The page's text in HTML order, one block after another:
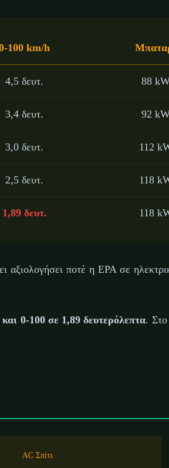
100 km/h
4,5 δευτ. 88
3,4 δευτ. 92
3,0 δευτ. 112
2,5 δευτ. 118
1,89 δευτ. 118
αξιολογήσει ποτέ η EPA σε
0-100 σε 1,89 δευτερόλεπτα.
AC Σπίτι